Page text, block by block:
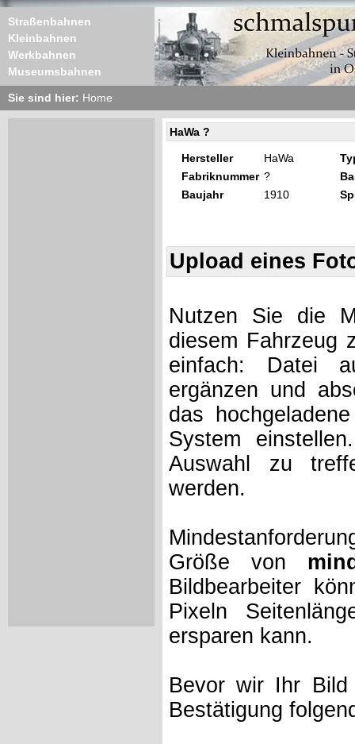
Straßenbahnen
Kleinbahnen
Werkbahnen
Museumsbahnen
Sie sind hier: Home
HaWa ?
Hersteller HaWa
Fabriknummer ?
Baujahr
1910
Upload eines
Nutzen Sie die
diesem Fahrzeug
einfach: Datei
ergänzen und
das
System
Auswahl zu
werden.
Größe von
Bildbearbeiter
Pixeln
ersparen kann.
Bevor wir Ihr
Bestätigung